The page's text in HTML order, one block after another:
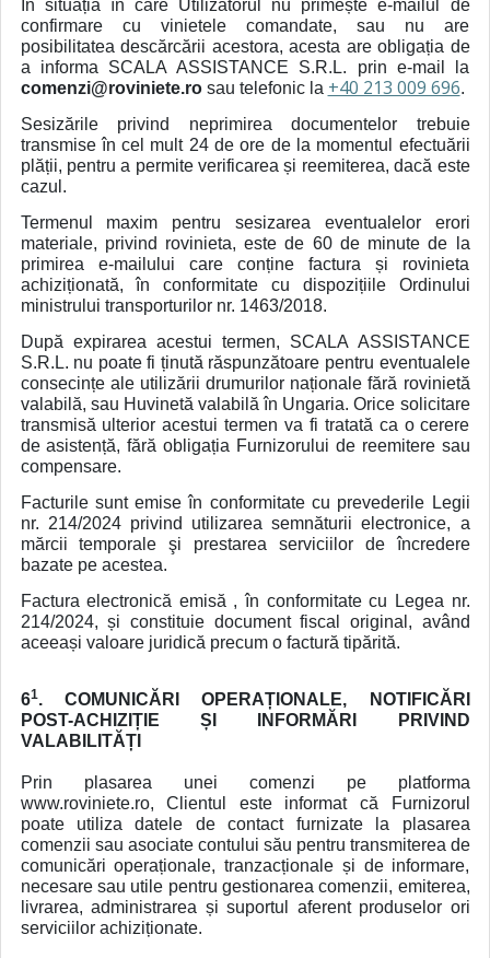
În situația în care Utilizatorul nu primește e-mailul de
confirmare cu vinietele comandate, sau nu are
posibilitatea descărcării acestora, acesta are obligația de
a informa SCALA ASSISTANCE S.R.L. prin e-mail la
comenzi@roviniete.rosau telefonic la +40 213 009 696.
Sesizările privind neprimirea documentelor trebuie
transmise în cel mult 24 de ore de la momentul efectuării
plății, pentru a permite verificarea și reemiterea, dacă este
cazul.
Termenul maxim pentru sesizarea eventualelor erori
materiale, privind rovinieta, este de 60 de minute de la
primirea e-mailului care conține factura și rovinieta
achiziționată, în conformitate cu dispozițiile Ordinului
ministrului transporturilor nr. 1463/2018.
După expirarea acestui termen, SCALA ASSISTANCE
S.R.L. nu poate fi ținută răspunzătoare pentru eventualele
consecințe ale utilizării drumurilor naționale fără rovinietă
valabilă, sau Huvinetă valabilă în Ungaria. Orice solicitare
transmisă ulterior acestui termen va fi tratată ca o cerere
de asistență, fără obligația Furnizorului de reemitere sau
compensare.
Facturile sunt emise în conformitate cu prevederile Legii
nr. 214/2024 privind utilizarea semnăturii electronice, a
mărcii temporale şi prestarea serviciilor de încredere
bazate pe acestea.
Factura electronică emisă , în conformitate cu Legea nr.
214/2024, și constituie document fiscal original, având
aceeași valoare juridică precum o factură tipărită.
61. COMUNICĂRI OPERAȚIONALE, NOTIFICĂRI
POST-ACHIZIȚIE ȘI INFORMĂRI PRIVIND
VALABILITĂȚI
Prin plasarea unei comenzi pe platforma
www.roviniete.ro, Clientul este informat că Furnizorul
poate utiliza datele de contact furnizate la plasarea
comenzii sau asociate contului său pentru transmiterea de
comunicări operaționale, tranzacționale și de informare,
necesare sau utile pentru gestionarea comenzii, emiterea,
livrarea, administrarea și suportul aferent produselor ori
serviciilor achiziționate.